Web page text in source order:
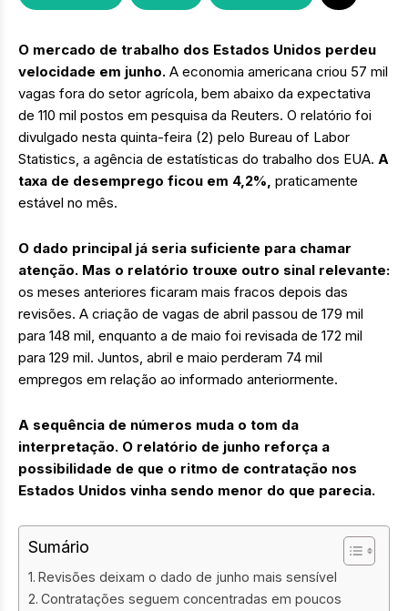
O mercado de trabalho dos Estados Unidos perdeu
velocidade em junho. A economia americana criou 57 mil
vagas fora do setor agrícola, bem abaixo da expectativa
de 110 mil postos em pesquisa da Reuters. O relatório foi
divulgado nesta quinta-feira (2) pelo Bureau of Labor
Statistics, a agência de estatísticas do trabalho dos EUA. A
taxa de desemprego ficou em 4,2%, praticamente
estável no mês.
O dado principal já seria suficiente para chamar
atenção. Mas o relatório trouxe outro sinal relevante:
os meses anteriores ficaram mais fracos depois das
revisões. A criação de vagas de abril passou de 179 mil
para 148 mil, enquanto a de maio foi revisada de 172 mil
para 129 mil. Juntos, abril e maio perderam 74 mil
empregos em relação ao informado anteriormente.
A sequência de números muda o tom da
interpretação. O relatório de junho reforça a
possibilidade de que o ritmo de contratação nos
Estados Unidos vinha sendo menor do que parecia.
Sumário
Revisões deixam o dado de junho mais sensível
Contratações seguem concentradas em poucos